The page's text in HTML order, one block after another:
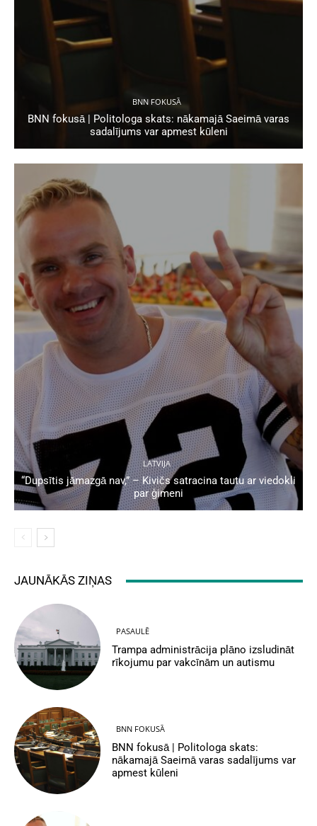
BNN FOKUSĀ
BNN fokusā | Politologa skats: nākamajā Saeimā varas
sadalījums var apmest kūleni
LATVIJA
“Dupsītis jāmazgā nav,” – Kivičs satracina tautu ar viedokli
par ģimeni
JAUNĀKĀS ZIŅAS
PASAULĒ
Trampa administrācija plāno izsludināt
rīkojumu par vakcīnām un autismu
BNN FOKUSĀ
BNN fokusā | Politologa skats:
nākamajā Saeimā varas sadalījums var
apmest kūleni